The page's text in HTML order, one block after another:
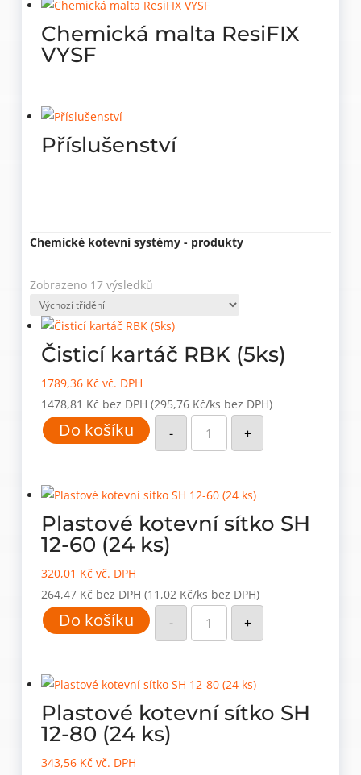
Chemická malta ResiFIX
VYSF
Příslušenství
Chemické kotevní systémy - produkty
Zobrazeno 17 výsledků
Čisticí kartáč RBK (5ks)
1789,36 Kč vč. DPH
1478,81 Kč bez DPH (295,76 Kč/ks bez DPH)
Do košíku -
Čisticí
kartáč
RBK
(5ks)
+
Plastové kotevní sítko SH
12-60 (24 ks)
320,01 Kč vč. DPH
264,47 Kč bez DPH (11,02 Kč/ks bez DPH)
Do košíku -
Plastové
kotevní
sítko
SH
ks)
+
Plastové kotevní sítko SH
12-80 (24 ks)
343,56 Kč vč. DPH